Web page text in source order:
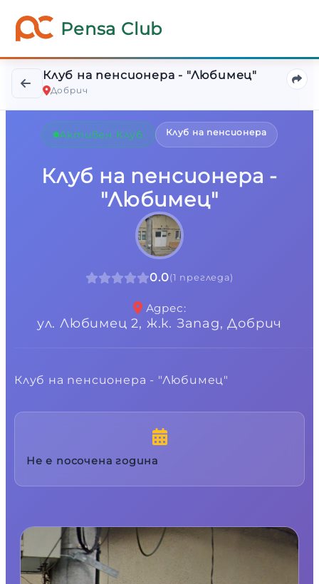
Pensa Club
Клуб на пенсионера - "Любимец"
Добрич
Активен Клуб Клуб на пенсионера
Клуб на пенсионера -
"Любимец"
0.0(1 прегледа)
Адрес:
ул. Любимец 2, ж.к. Запад,Добрич
Клуб на пенсионера - "Любимец"
Не е посочена година